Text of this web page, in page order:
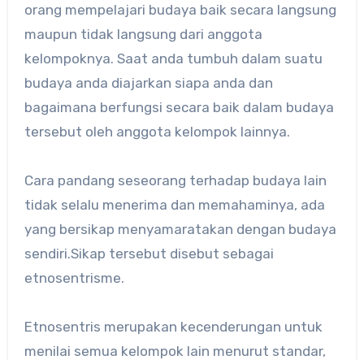
orang mempelajari budaya baik secara langsung
maupun tidak langsung dari anggota
kelompoknya. Saat anda tumbuh dalam suatu
budaya anda diajarkan siapa anda dan
bagaimana berfungsi secara baik dalam budaya
tersebut oleh anggota kelompok lainnya.
Cara pandang seseorang terhadap budaya lain
tidak selalu menerima dan memahaminya, ada
yang bersikap menyamaratakan dengan budaya
sendiri.Sikap tersebut disebut sebagai
etnosentrisme.
Etnosentris merupakan kecenderungan untuk
menilai semua kelompok lain menurut standar,